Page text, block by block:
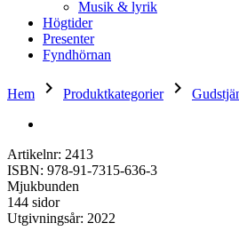
Musik & lyrik
Högtider
Presenter
Fyndhörnan
Hem keyboard_arrow_right Produktkategorier keyboard_arrow_right
Artikelnr: 2413
ISBN: 978-91-7315-636-3
Mjukbunden
144 sidor
Utgivningsår: 2022